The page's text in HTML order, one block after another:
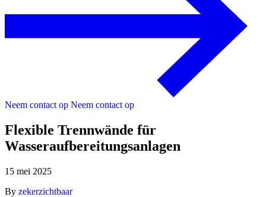
Neem contact op Neem contact op
Flexible Trennwände für
Wasseraufbereitungsanlagen
15 mei 2025
By zekerzichtbaar